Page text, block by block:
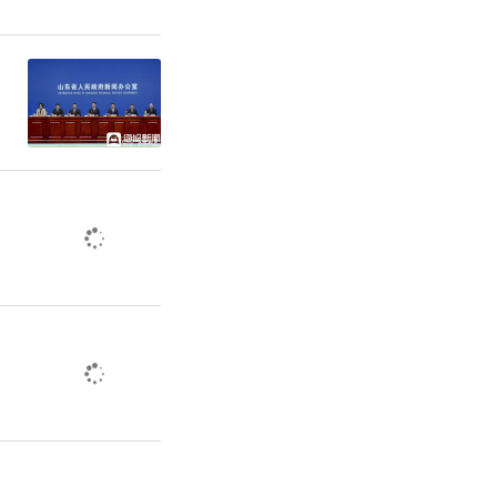
平台基
作、经
、生态
同时完
统筹、
价值，
。
试点潍